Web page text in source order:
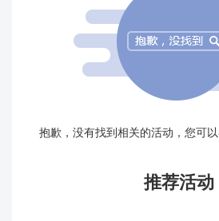
抱歉，没有找到相关的活动，您可
推荐活动